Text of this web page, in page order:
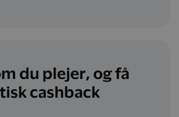
du plejer, og få
cashback